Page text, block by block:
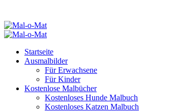
Startseite
Ausmalbilder
Für Erwachsene
Für Kinder
Kostenlose Malbücher
Kostenloses Hunde Malbuch
Kostenloses Katzen Malbuch